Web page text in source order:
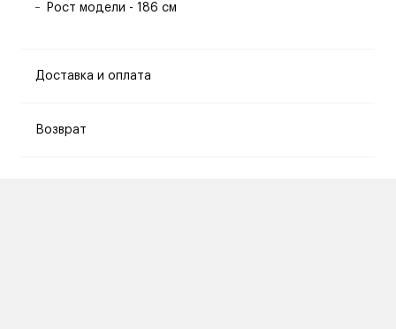
Рост модели - 186 см
Доставка и оплата
Возврат